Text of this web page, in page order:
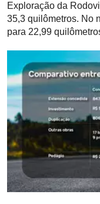
Exploração da
35,3 quilômetros. No
para 22,99